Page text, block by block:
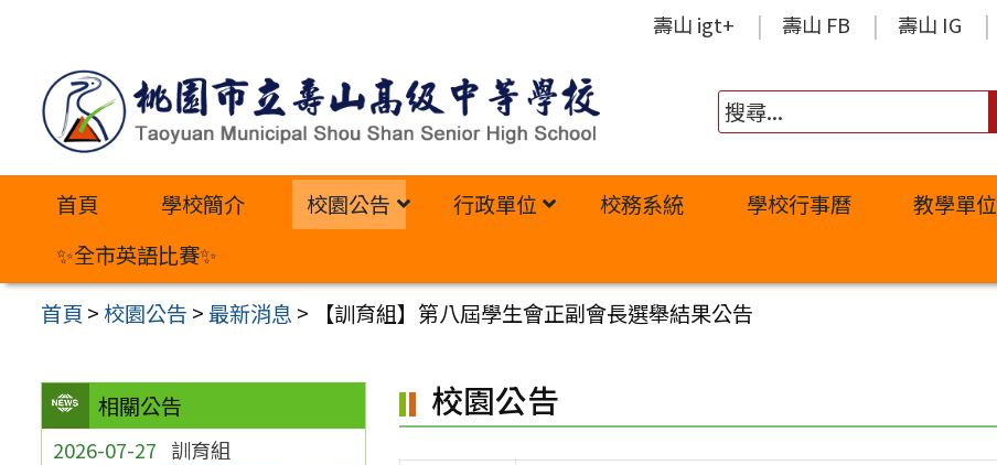
內
壽山 igt+ 壽山 FB 壽山 IG
首頁 學校簡介 校園公告 行政單位 校務系統 學校行事曆 教學單位
✨全市英語比賽✨
首頁 >校園公告 >最新消息 > 【訓育組】第八屆學生會正副會長選舉結果公告
相關公告
2026-07-27 訓育組
校園公告